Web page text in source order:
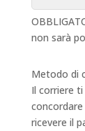
non sarà
Metodo di
Il corriere
ricevere il